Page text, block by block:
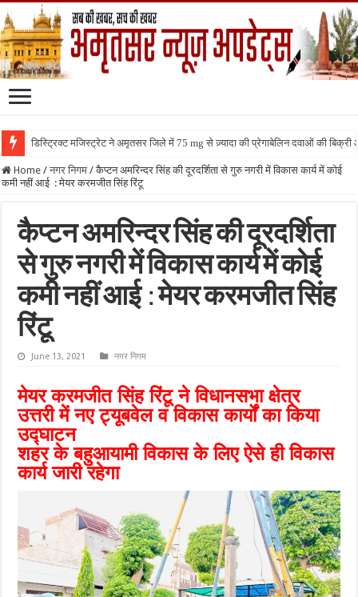
डिस्ट्रिक्ट मजिस्ट्रेट ने अमृतसर जिले में 75 mg से ज़्यादा की प्रेगाबेलिन दवाओं की
Home / नगर निगम / कैप्टन अमरिन्दर सिंह की दूरदर्शिता से गुरु नगरी में विकास कार्य में कोई
कमी नहीं आई : मेयर करमजीत सिंह रिंटू
कैप्टन अमरिन्दर सिंह की दूरदर्शिता
से गुरु नगरी में विकास कार्य में कोई
कमी नहीं आई : मेयर करमजीत सिंह
रिंटू
June 13, 2021 नगर निगम
मेयर करमजीत सिंह रिंटू ने विधानसभा क्षेत्र
उत्तरी में नए ट्यूबवेल व विकास कार्यों का किया
उद्घाटन
शहर के बहुआयामी विकास के लिए ऐसे ही विकास
कार्य जारी रहेगा